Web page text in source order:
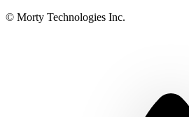
© Morty Technologies Inc.